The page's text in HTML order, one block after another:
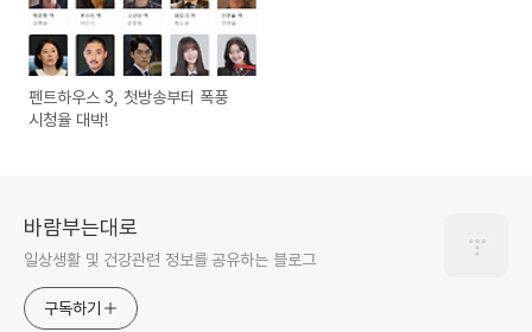
펜트하우스 3, 첫방송부터 폭풍
시청율 대박!
바람부는대로
일상생활 및 건강관련 정보를 공유하는 블로그
구독하기